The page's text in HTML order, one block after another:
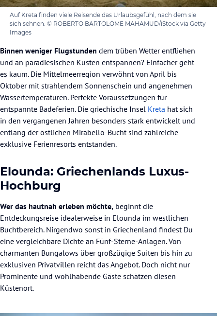
Auf Kreta finden viele Reisende das Urlaubsgefühl, nach dem sie
sich sehnen. © ROBERTO BARTOLOME MAHAMUD/iStock via Getty
Images
Binnen weniger Flugstunden dem trüben Wetter entfliehen
und an paradiesischen Küsten entspannen? Einfacher geht
es kaum. Die Mittelmeerregion verwöhnt von April bis
Oktober mit strahlendem Sonnenschein und angenehmen
Wassertemperaturen. Perfekte Voraussetzungen für
entspannte Badeferien. Die griechische Insel Kreta hat sich
in den vergangenen Jahren besonders stark entwickelt und
entlang der östlichen Mirabello-Bucht sind zahlreiche
exklusive Ferienresorts entstanden.
Elounda: Griechenlands Luxus-
Hochburg
Wer das hautnah erleben möchte, beginnt die
Entdeckungsreise idealerweise in Elounda im westlichen
Buchtbereich. Nirgendwo sonst in Griechenland findest Du
eine vergleichbare Dichte an Fünf-Sterne-Anlagen. Von
charmanten Bungalows über großzügige Suiten bis hin zu
exklusiven Privatvillen reicht das Angebot. Doch nicht nur
Prominente und wohlhabende Gäste schätzen diesen
Küstenort.